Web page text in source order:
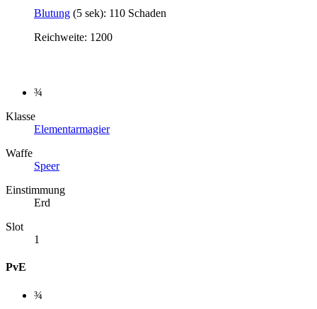
Blutung (5 sek): 110 Schaden
Reichweite: 1200
¾
Klasse
Elementarmagier
Waffe
Speer
Einstimmung
Erd
Slot
1
PvE
¾